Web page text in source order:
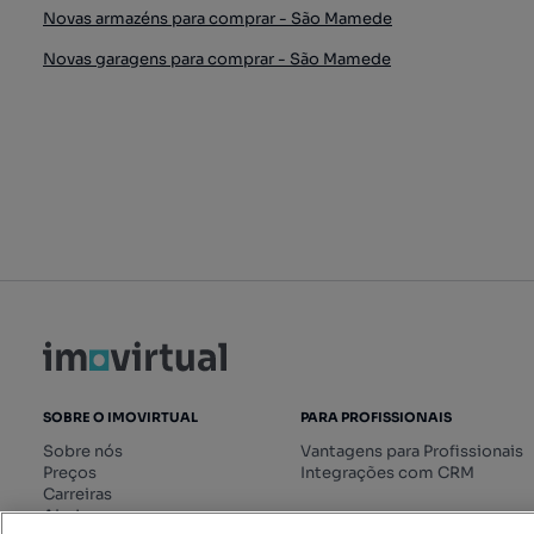
Novas armazéns para comprar - São Mamede
Novas garagens para comprar - São Mamede
SOBRE O IMOVIRTUAL
Sobre nós
Preços
Carreiras
Ajuda
PARA PROFISSIONAIS
Vantagens para Profissionais
Integrações com CRM